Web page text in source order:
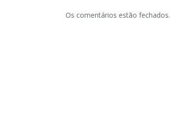
Os comentários estão fechados.